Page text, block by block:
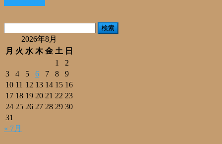
共
有
2026年8月
月 火 水 木 金 土 日
1
2
3
4 5 6 7 8
9
10 11 12 13 14 15 16
17 18 19 20 21 22 23
24 25 26 27 28 29 30
31
« 7月